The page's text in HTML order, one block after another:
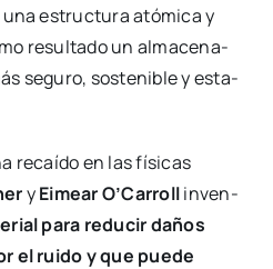
estruc­tu­ra ató­mi­ca y
resul­ta­do un alma­ce­na­
segu­ro, sos­te­ni­ble y esta­
recaí­do en las físi­cas
yEimear O’Carrollinven­
para redu­cir daños
el rui­do y que pue­de